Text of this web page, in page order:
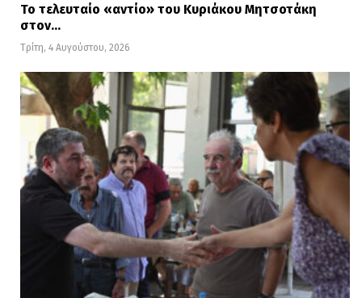
Το τελευταίο «αντίο» του Κυριάκου Μητσοτάκη
στον…
Τρίτη, 4 Αυγούστου, 2026